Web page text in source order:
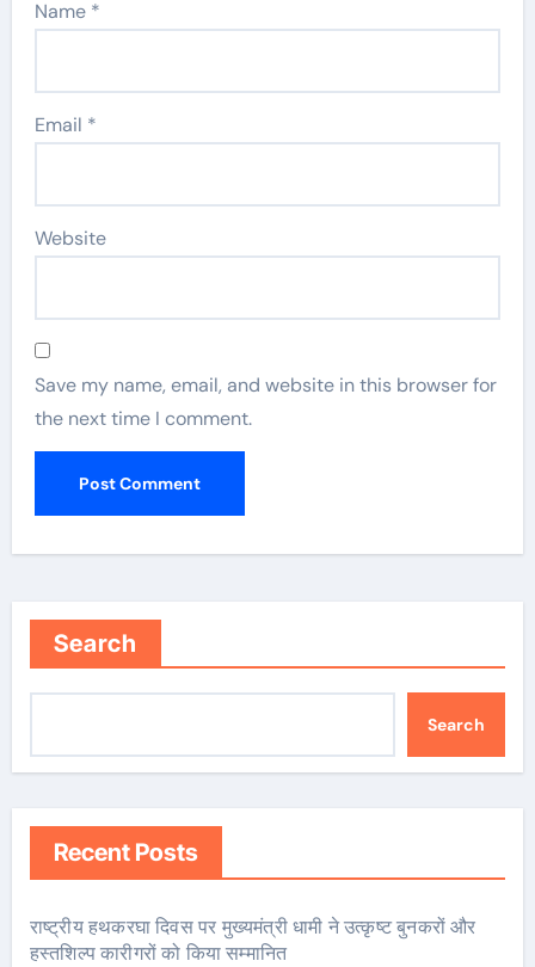
Name *
Email *
Website
Save my name, email, and website in this browser for
the next time I comment.
Search
Search
Recent Posts
राष्ट्रीय हथकरघा दिवस पर मुख्यमंत्री धामी ने उत्कृष्ट बुनकरों और
हस्तशिल्प कारीगरों को किया सम्मानित